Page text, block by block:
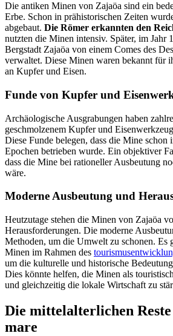
Die antiken Minen von Zajaöa sind ein
Erbe. Schon in prähistorischen Zeiten
abgebaut. Die Römer erkannten den
nutzten die Minen intensiv. Später, im Jahr
Bergstadt Zajaöa von einem Comes des
verwaltet. Diese Minen waren bekannt für
an Kupfer und Eisen.
Funde von Kupfer und
Archäologische Ausgrabungen haben
geschmolzenem Kupfer und
Diese Funde belegen, dass die Mine schon
Epochen betrieben wurde. Ein objektiver
dass die Mine bei rationeller Ausbeutung
wäre.
Moderne Ausbeutung und
Heutzutage stehen die Minen von Zajaöa
Herausforderungen. Die moderne
Methoden, um die Umwelt zu schonen. Es
Minen im Rahmen des
um die kulturelle und historische
Dies könnte helfen, die Minen als
und gleichzeitig die lokale Wirtschaft zu
Die mittelalterlichen
mare